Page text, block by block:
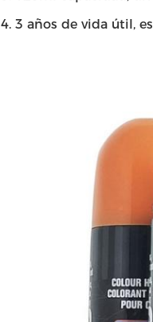
4. 3 años de vida útil,